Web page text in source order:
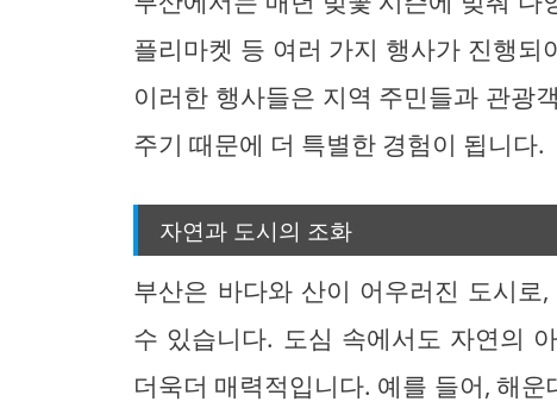
플리마켓 등 여러 가지 행사가 진행
이러한 행사들은 지역 주민들과 관광
주기 때문에 더 특별한 경험이 됩니다.
자연과 도시의 조화
부산은 바다와 산이 어우러진 도시
수 있습니다. 도심 속에서도 자연의
더욱더 매력적입니다. 예를 들어, 해